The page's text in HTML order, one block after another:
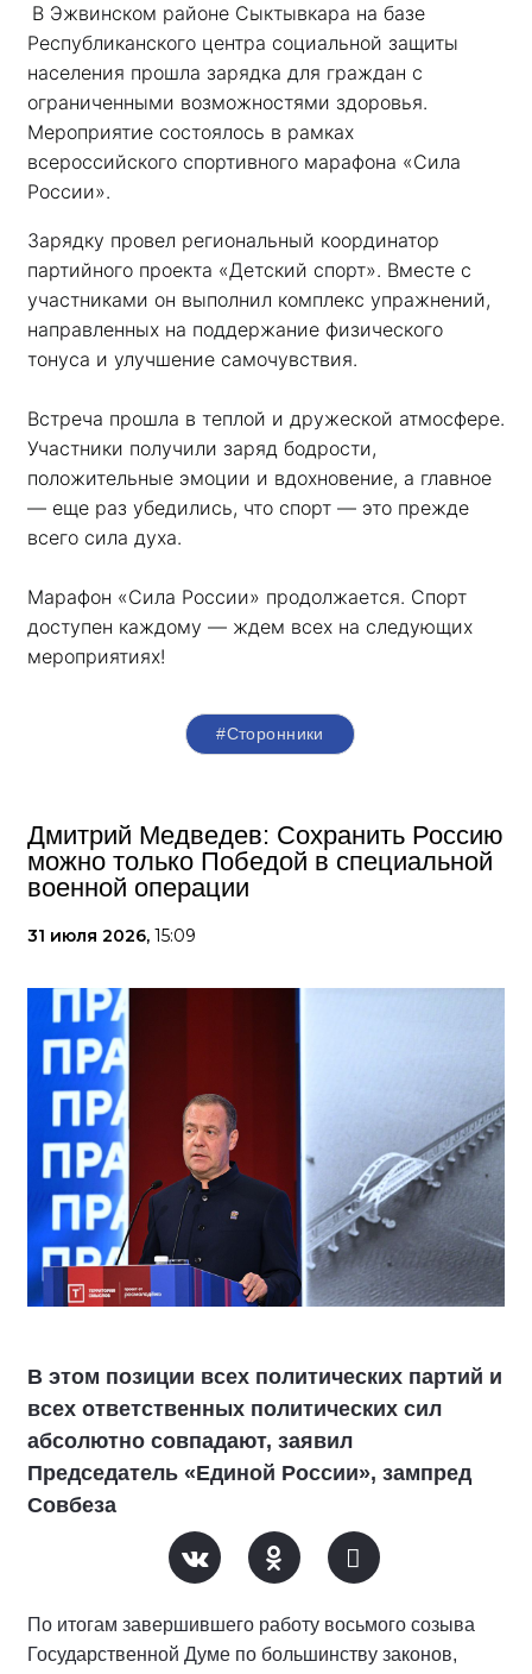
В Эжвинском районе Сыктывкара на базе
Республиканского центра социальной защиты
населения прошла зарядка для граждан с
ограниченными возможностями здоровья.
Мероприятие состоялось в рамках
всероссийского спортивного марафона «Сила
России».
Зарядку провел региональный координатор
партийного проекта «Детский спорт». Вместе с
участниками он выполнил комплекс упражнений,
направленных на поддержание физического
тонуса и улучшение самочувствия.
Встреча прошла в теплой и дружеской атмосфере.
Участники получили заряд бодрости,
положительные эмоции и вдохновение, а главное
— еще раз убедились, что спорт — это прежде
всего сила духа.
Марафон «Сила России» продолжается. Спорт
доступен каждому — ждем всех на следующих
мероприятиях!
#Сторонники
Дмитрий Медведев: Сохранить Россию
можно только Победой в специальной
военной операции
31 июля 2026, 15:09
В этом позиции всех политических партий и
всех ответственных политических сил
абсолютно совпадают, заявил
Председатель «Единой России», зампред
Совбеза
По итогам завершившего работу восьмого созыва
Государственной Думе по большинству законов,